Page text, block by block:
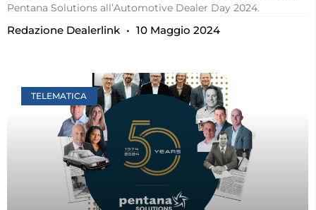
Pentana Solutions all’Automotive Dealer Day 2024.
Redazione Dealerlink 10 Maggio 2024
TELEMATICA